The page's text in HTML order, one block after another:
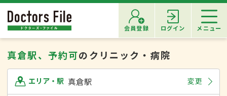
会員登録 ログイン メニュー
真倉駅、予約可のクリニック・病院
エリア・駅 真倉駅 変更